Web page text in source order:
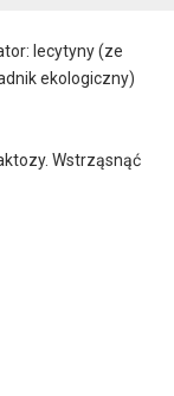
lecytyny (ze
ekologiczny)
Wstrząsnąć